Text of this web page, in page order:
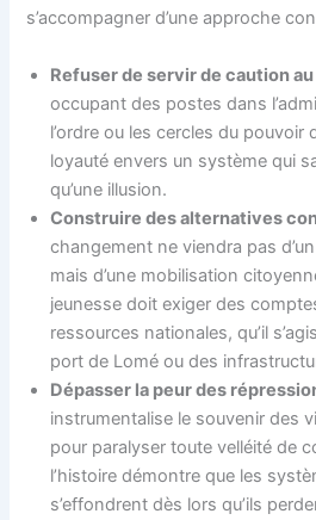
s’accompagner d’une approche
Refuser de servir de caution
occupant des postes dans
l’ordre ou les cercles du pouvoir
loyauté envers un système qui
qu’une illusion.
Construire des alternatives
changement ne viendra pas
mais d’une mobilisation
jeunesse doit exiger des
ressources nationales, qu’il
port de Lomé ou des
Dépasser la peur des
instrumentalise le souvenir des
pour paralyser toute velléité de
l’histoire démontre que les
s’effondrent dès lors qu’ils